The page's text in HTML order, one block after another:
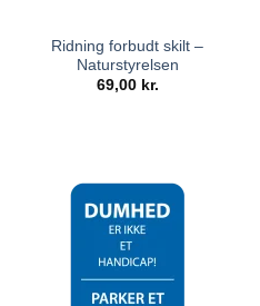
Ridning forbudt skilt –
Naturstyrelsen
69,00 kr.